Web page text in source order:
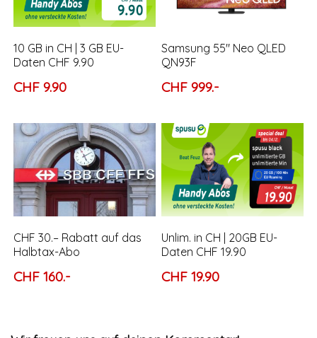
10 GB in CH | 3 GB EU-
Daten CHF 9.90
CHF 9.90
Samsung 55″ Neo QLED
QN93F
CHF 999.-
CHF 30.– Rabatt auf das
Halbtax-Abo
CHF 160.-
Unlim. in CH | 20GB EU-
Daten CHF 19.90
CHF 19.90